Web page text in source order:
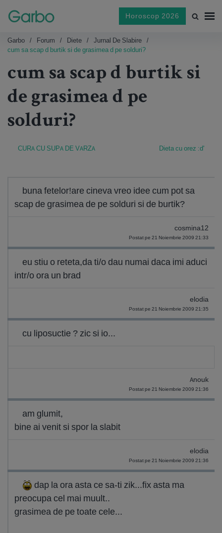
Horoscop 2026
Garbo Forum Diete
Jurnal De Slabire
cum sa scap d burtik si de grasimea d pe solduri?
cum sa scap d burtik si
de grasimea d pe
solduri?
CURA CU SUPA DE VARZA Dieta cu orez :d'
buna fetelor!are cineva vreo idee cum pot sa
scap de grasimea de pe solduri si de burtik?
cosmina12
Postat pe 21 Noiembrie 2009 21:33
eu stiu o reteta,da ti/o dau numai daca imi aduci
intr/o ora un brad
elodia
Postat pe 21 Noiembrie 2009 21:35
cu liposuctie ? zic si io...
Anouk
Postat pe 21 Noiembrie 2009 21:36
am glumit,
bine ai venit si spor la slabit
elodia
Postat pe 21 Noiembrie 2009 21:36
dap la ora asta ce sa-ti zik...fix asta ma
preocupa cel mai muult..
grasimea de pe toate cele...